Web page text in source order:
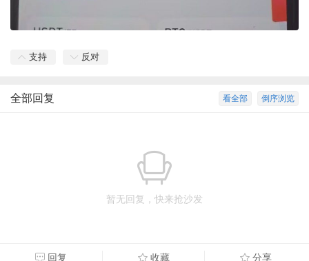
支持 反对
倒序浏览
看全部
全部回复
暂无回复，快来抢沙发
回复 收藏 分享